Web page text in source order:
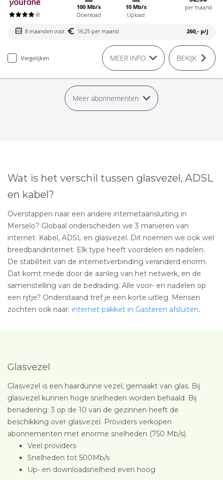
100 Mb/s
Download
10 Mb/s
Upload
per maand
8 maanden voor 16,25 per maand 260,- p/j
Vergelijken MEER INFO BEKIJK
Meer abonnementen
Wat is het verschil tussen glasvezel, ADSL
en kabel?
Overstappen naar een andere internetaansluiting in
Merselo? Globaal onderscheiden we 3 manieren van
internet: Kabel, ADSL en glasvezel. Dit noemen we ook wel
breedbandinternet. Elk type heeft voordelen en nadelen.
De stabiliteit van de internetverbinding veranderd enorm.
Dat komt mede door de aanleg van het netwerk, en de
samenstelling van de bedrading. Alle voor- en nadelen op
een rijtje? Onderstaand tref je een korte uitleg. Mensen
zochten ook naar: internet pakket in Gasteren afsluiten.
Glasvezel
Glasvezel is een haardunne vezel, gemaakt van glas. Bij
glasvezel kunnen hoge snelheden worden behaald. Bij
benadering: 3 op de 10 van de gezinnen heeft de
beschikking over glasvezel. Providers verkopen
abonnementen met enorme snelheden (750 Mb/s).
Veel providers
Snelheden tot 500Mb/s
Up- en downloadsnelheid even hoog